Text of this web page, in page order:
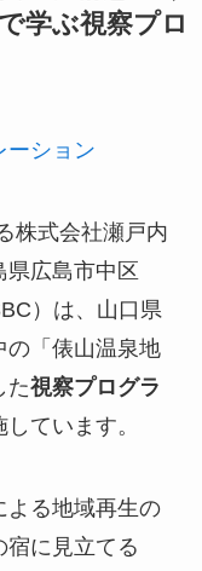
学ぶ視察プロ
ーション
株式会社瀬戸内
県広島市中区
）は、山口県
の「俵山温泉地
た視察プログラ
ています。
る地域再生の
に見立てる